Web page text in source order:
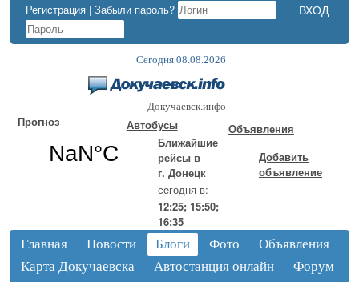
Регистрация | Забыли пароль?
Сегодня 08.08.2026
Докучаевск.инфо
Прогноз
Автобусы
Ближайшие
рейсы в
г. Донецк
сегодня в:
12:25; 15:50;
16:35
Объявления
Добавить
объявление
Главная Новости Блоги Фото
Объявления
Карта Докучаевска
Автостанция онлайн Форум